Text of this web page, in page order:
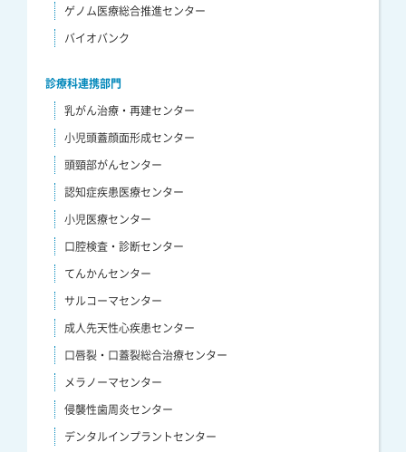
ゲノム医療総合推進センター
バイオバンク
診療科連携部門
乳がん治療・再建センター
小児頭蓋顔面形成センター
頭頸部がんセンター
認知症疾患医療センター
小児医療センター
口腔検査・診断センター
てんかんセンター
サルコーマセンター
成人先天性心疾患センター
口唇裂・口蓋裂総合治療センター
メラノーマセンター
侵襲性歯周炎センター
デンタルインプラントセンター